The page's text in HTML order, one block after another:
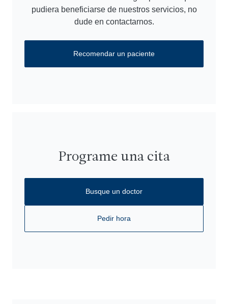
pudiera beneficiarse de nuestros servicios, no
dude en contactarnos.
Recomendar un paciente
Programe una cita
Busque un doctor
Pedir hora